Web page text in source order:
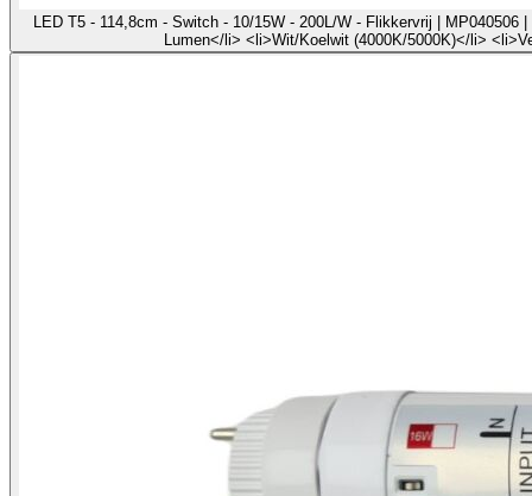
LED T5 - 114,8cm - Switch - 10/15W - 200L/W - Flikkervrij |
Lumen</li> <li>Wit/Koelwit (4000K/5000K)</li>